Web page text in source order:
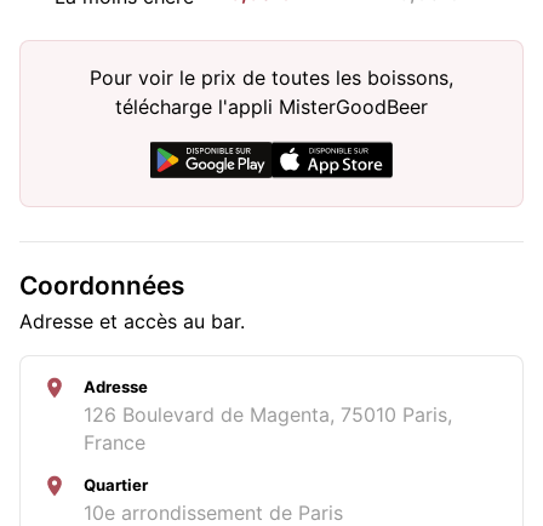
Pour voir le prix de toutes les boissons,
télécharge l'appli MisterGoodBeer
Coordonnées
Adresse et accès au bar.
Adresse
126 Boulevard de Magenta, 75010 Paris,
France
Quartier
10e arrondissement de Paris